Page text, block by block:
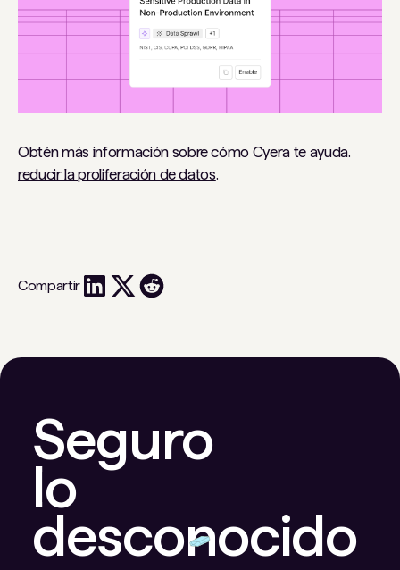
Obtén más información sobre cómo Cyera te ayuda.
reducir la proliferación de datos.
Compartir
Seguro
lo
desconocido